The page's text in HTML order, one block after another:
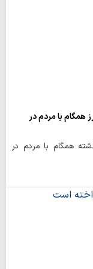
همگام با مردم در
همگام با مردم در